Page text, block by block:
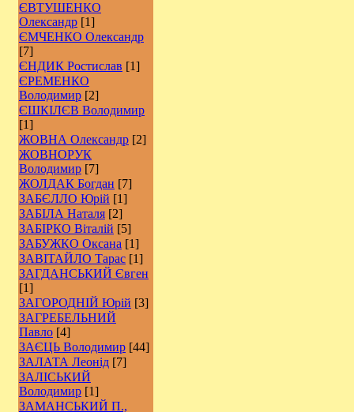
ЄВТУШЕНКО
Олександр [1]
ЄМЧЕНКО Олександр
[7]
ЄНДИК Ростислав [1]
ЄРЕМЕНКО
Володимир [2]
ЄШКІЛЄВ Володимир
[1]
ЖОВНА Олександр [2]
ЖОВНОРУК
Володимир [7]
ЖОЛДАК Богдан [7]
ЗАБЄЛЛО Юрій [1]
ЗАБІЛА Наталя [2]
ЗАБІРКО Віталій [5]
ЗАБУЖКО Оксана [1]
ЗАВІТАЙЛО Тарас [1]
ЗАГДАНСЬКИЙ Євген
[1]
ЗАГОРОДНІЙ Юрій [3]
ЗАГРЕБЕЛЬНИЙ
Павло [4]
ЗАЄЦЬ Володимир [44]
ЗАЛАТА Леонід [7]
ЗАЛІСЬКИЙ
Володимир [1]
ЗАМАНСЬКИЙ П.,